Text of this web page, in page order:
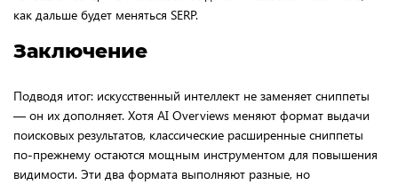
как дальше будет меняться SERP.
Заключение
Подводя итог: искусственный интеллект не заменяет сниппеты
— он их дополняет. Хотя AI Overviews меняют формат выдачи
поисковых результатов, классические расширенные сниппеты
по-прежнему остаются мощным инструментом для повышения
видимости. Эти два формата выполняют разные, но